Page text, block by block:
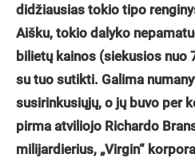
didžiausias tokio tipo
Aišku, tokio dalyko
bilietų kainos (siekusios nuo
su tuo sutikti. Galima
susirinkusiųjų, o jų buvo per
pirma atviliojo Richardo
milijardierius, „Virgin“